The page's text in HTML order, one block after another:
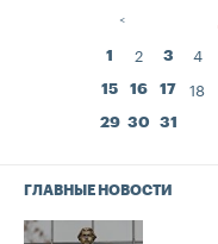
<
1 2 3 4
15
16 17 18
29 30 31
ГЛАВНЫЕ НОВОСТИ